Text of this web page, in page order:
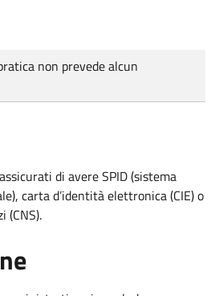
non prevede alcun
di avere SPID (sistema
carta d’identità elettronica (CIE) o
(CNS).